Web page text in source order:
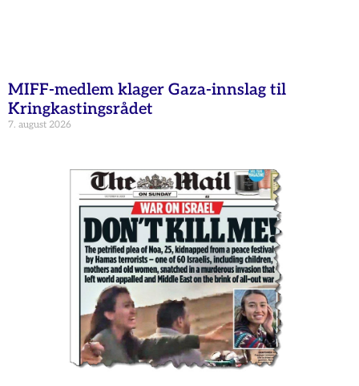
MIFF-medlem klager Gaza-innslag til
Kringkastingsrådet
7. august 2026